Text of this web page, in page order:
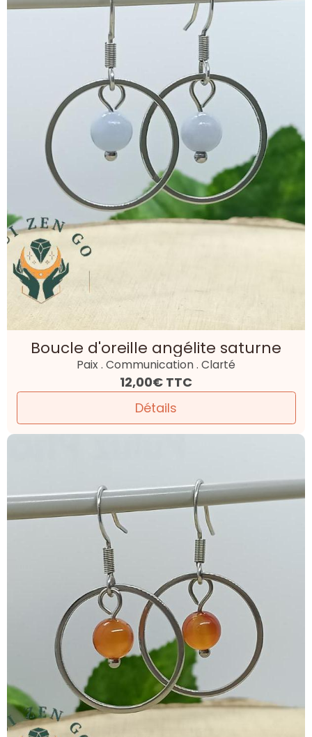
Boucle d'oreille angélite saturne
Paix . Communication . Clarté
12,00€ TTC
Détails